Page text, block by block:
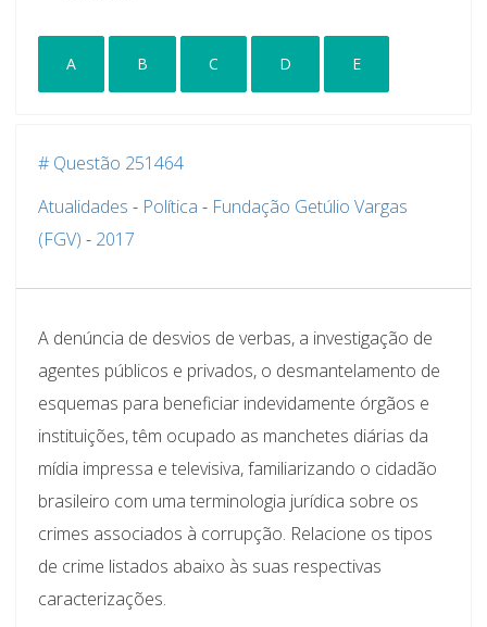
A B C D E
# Questão 251464
Atualidades - Política - Fundação Getúlio Vargas
(FGV) - 2017
A denúncia de desvios de verbas, a investigação de
agentes públicos e privados, o desmantelamento de
esquemas para beneficiar indevidamente órgãos e
instituições, têm ocupado as manchetes diárias da
mídia impressa e televisiva, familiarizando o cidadão
brasileiro com uma terminologia jurídica sobre os
crimes associados à corrupção. Relacione os tipos
de crime listados abaixo às suas respectivas
caracterizações.